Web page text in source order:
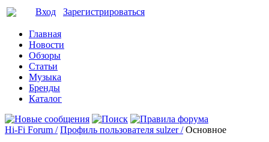
Вход Зарегистрироваться
Главная
Новости
Обзоры
Статьи
Музыка
Бренды
Каталог
Hi-Fi Forum / Профиль пользователя sulzer / Основное